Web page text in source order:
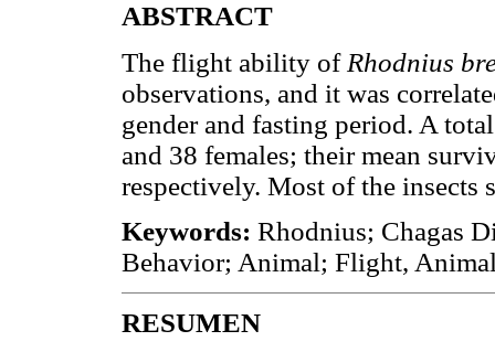
ABSTRACT
The flight ability of Rhodnius
observations, and it was
gender and fasting period. A
and 38 females; their mean
respectively. Most of the insects
Keywords: Rhodnius; Chagas
Behavior; Animal; Flight,
RESUMEN